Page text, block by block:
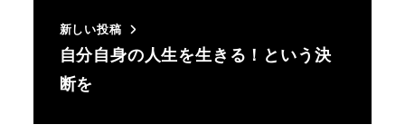
新しい投稿
自分自身の人生を生きる！という決
断を